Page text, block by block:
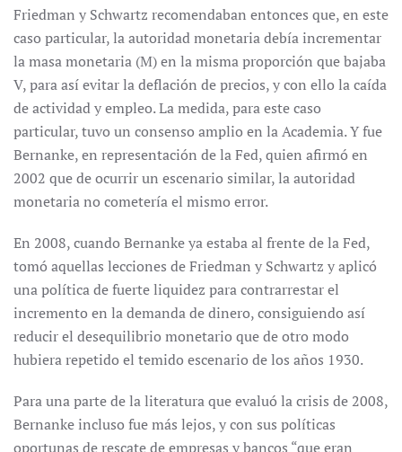
Friedman y Schwartz recomendaban entonces que, en este
caso particular, la autoridad monetaria debía incrementar
la masa monetaria (M) en la misma proporción que bajaba
V, para así evitar la deflación de precios, y con ello la caída
de actividad y empleo. La medida, para este caso
particular, tuvo un consenso amplio en la Academia. Y fue
Bernanke, en representación de la Fed, quien afirmó en
2002 que de ocurrir un escenario similar, la autoridad
monetaria no cometería el mismo error.
En 2008, cuando Bernanke ya estaba al frente de la Fed,
tomó aquellas lecciones de Friedman y Schwartz y aplicó
una política de fuerte liquidez para contrarrestar el
incremento en la demanda de dinero, consiguiendo así
reducir el desequilibrio monetario que de otro modo
hubiera repetido el temido escenario de los años 1930.
Para una parte de la literatura que evaluó la crisis de 2008,
Bernanke incluso fue más lejos, y con sus políticas
oportunas de rescate de empresas y bancos “que eran